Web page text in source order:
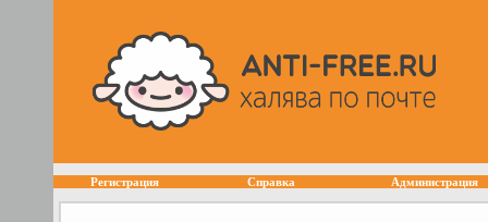
Регистрация Справка Администрация